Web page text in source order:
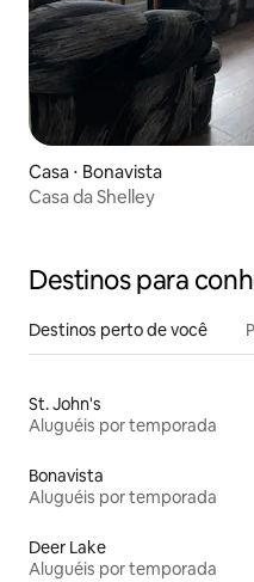
Casa ⋅ Bonavista
Casa da Shelley
Destinos para
Destinos perto de você
St. John's
Aluguéis por temporada
Bonavista
Aluguéis por temporada
Deer Lake
Aluguéis por temporada